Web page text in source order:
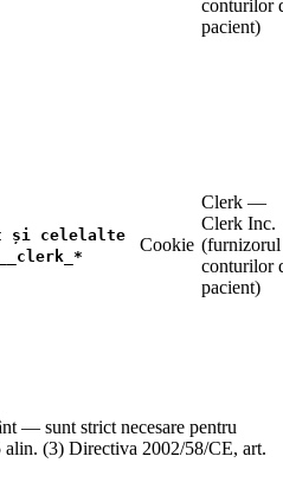
conturilor
pacient)
și celelalte
Cookie
Clerk —
Clerk Inc.
(furnizorul
conturilor
pacient)
— sunt strict necesare pentru
(3) Directiva 2002/58/CE, art.